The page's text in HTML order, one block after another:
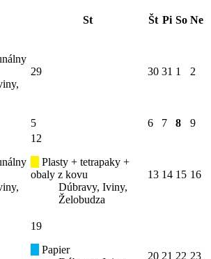
St Št Pi So Ne
29 30 31 1 2
5 6 7 8 9
12
Plasty + tetrapaky +
obaly z kovu
Dúbravy, Iviny,
Želobudza
13 14 15 16
19
Papier
20 21 22 23